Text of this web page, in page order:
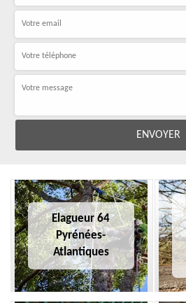
Elagueur 64
Pyrénées-
Atlantiques